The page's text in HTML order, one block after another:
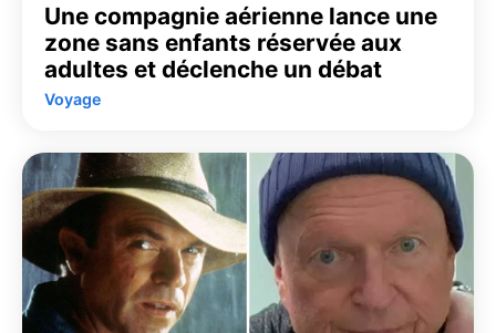
Une compagnie aérienne lance une
zone sans enfants réservée aux
adultes et déclenche un débat
Voyage